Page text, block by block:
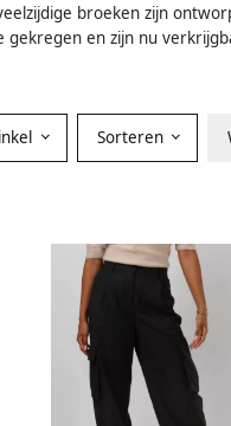
broeken zijn
en zijn nu
Sorteren